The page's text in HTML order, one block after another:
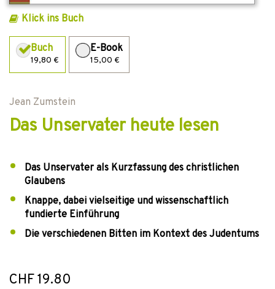
Klick ins Buch
Buch
19,80 €
E-Book
15,00 €
Jean Zumstein
Das Unservater heute lesen
Das Unservater als Kurzfassung des christlichen
Glaubens
Knappe, dabei vielseitige und wissenschaftlich
fundierte Einführung
Die verschiedenen Bitten im Kontext des Judentums
CHF 19.80